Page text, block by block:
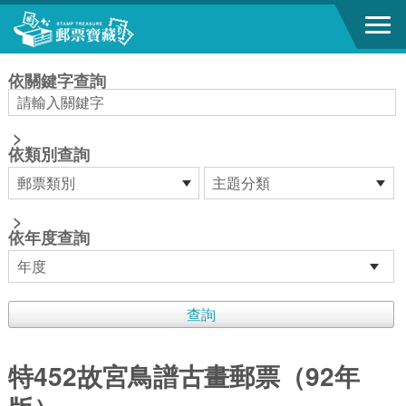
跳到主要內容區塊
依關鍵字查詢
>
依類別查詢
>
依年度查詢
特452故宮鳥譜古畫郵票（92年